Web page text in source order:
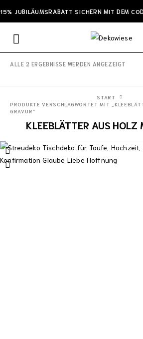
15% JUBILÄUMSRABATT SICHERN MIT DEM
ALLE 2 ERGEBNISSE WERDEN ANGEZEIGT
KLEEBLÄTTER AUS HOLZ
START
PRODUKTE VERSCHLAGWORTET MIT
GRAVUR“